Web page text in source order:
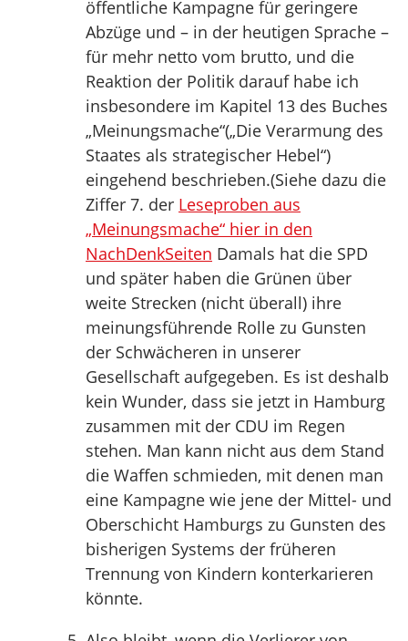
öffentliche Kampagne für geringere
Abzüge und – in der heutigen Sprache –
für mehr netto vom brutto, und die
Reaktion der Politik darauf habe ich
insbesondere im Kapitel 13 des Buches
„Meinungsmache“(„Die Verarmung des
Staates als strategischer Hebel“)
eingehend beschrieben.(Siehe dazu die
Ziffer 7. der Leseproben aus
„Meinungsmache“ hier in den
NachDenkSeiten Damals hat die SPD
und später haben die Grünen über
weite Strecken (nicht überall) ihre
meinungsführende Rolle zu Gunsten
der Schwächeren in unserer
Gesellschaft aufgegeben. Es ist deshalb
kein Wunder, dass sie jetzt in Hamburg
zusammen mit der CDU im Regen
stehen. Man kann nicht aus dem Stand
die Waffen schmieden, mit denen man
eine Kampagne wie jene der Mittel- und
Oberschicht Hamburgs zu Gunsten des
bisherigen Systems der früheren
Trennung von Kindern konterkarieren
könnte.